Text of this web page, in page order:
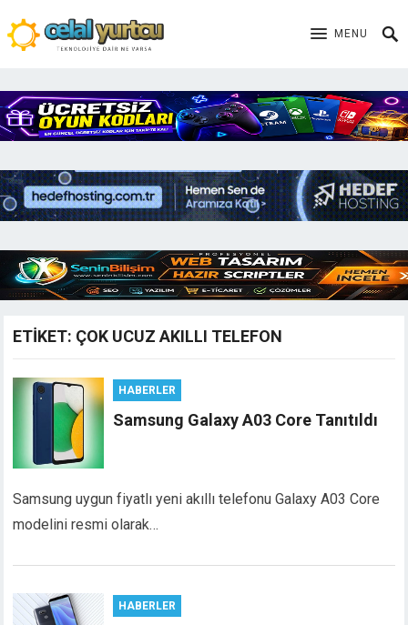
MENU
ETIKET: ÇOK UCUZ AKILLI TELEFON
HABERLER
Samsung Galaxy A03 Core Tanıtıldı
Samsung uygun fiyatlı yeni akıllı telefonu Galaxy A03 Core
modelini resmi olarak…
HABERLER